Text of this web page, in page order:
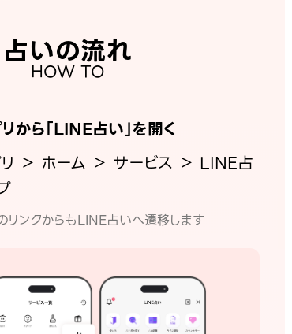
占いの流れ
HOW TO
から「LINE占い」を開く
＞ ホーム ＞ サービス ＞ LINE占
ンクからもLINE占いへ遷移します